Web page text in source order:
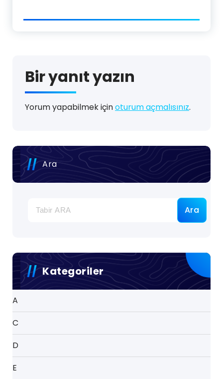
Bir yanıt yazın
Yorum yapabilmek içinoturum açmalısınız.
Ara
Ara
Kategoriler
A
C
D
E